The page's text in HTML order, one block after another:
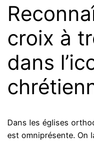
croix à
dans
Dans les églises
est omniprésente. On